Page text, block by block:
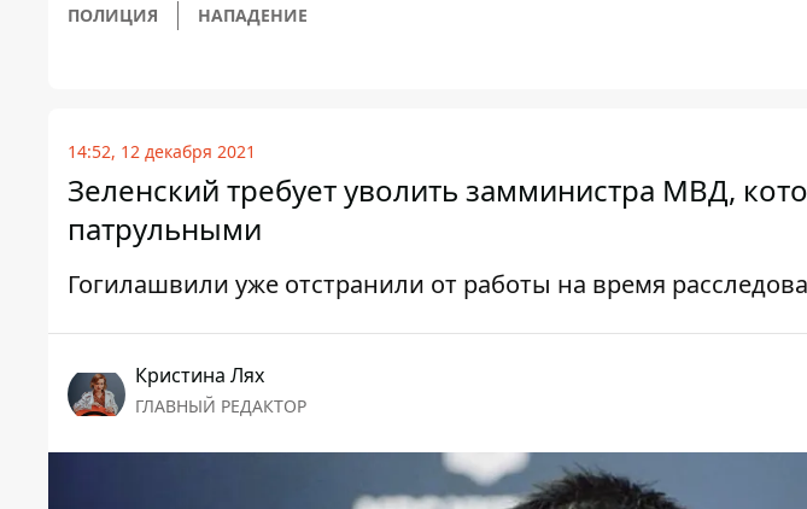
ПОЛИЦИЯ НАПАДЕНИЕ
14:52, 12 декабря 2021
Зеленский требует уволить замминистра МВД,
патрульными
Гогилашвили уже отстранили от работы на время
Кристина Лях
ГЛАВНЫЙ РЕДАКТОР